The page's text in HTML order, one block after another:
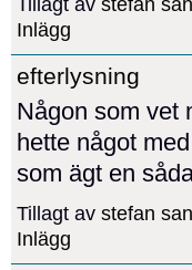
Inlägg
efterlysning
Någon som vet
hette något
som ägt en
Tillagt av stefan
Inlägg